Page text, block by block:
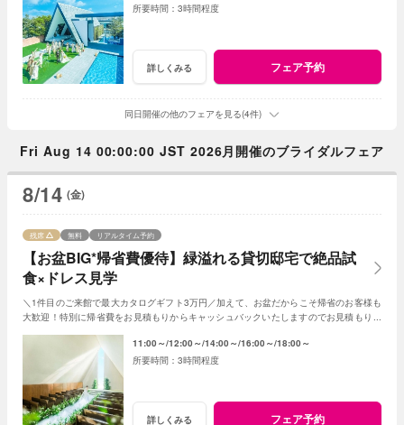
3時間程度
詳しくみる フェア予約
同日開催の他のフェアを見る(4件)
Fri Aug 14 00:00:00 JST 2026月開催のブライダルフェア
8/14 (金)
【お盆BIG*帰省費優待】緑溢れる貸切邸宅で絶品試
食×ドレス見学
残席 無料 リアルタイム予約
＼1件目のご来館で最大カタログギフト3万円／加えて、お盆だからこそ帰省のお客様も
大歓迎！特別に帰省費をお見積もりからキャッシュバックいたしますのでお見積もり作
11:00～ 12:00～ 14:00～ 16:00～ 18:00～
3時間程度
詳しくみる フェア予約